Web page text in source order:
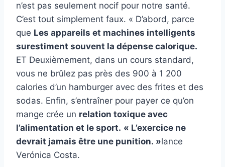
n’est pas seulement nocif pour notre santé.
C’est tout simplement faux. « D’abord, parce
que Les appareils et machines intelligents
surestiment souvent la dépense calorique.
ET Deuxièmement, dans un cours standard,
vous ne brûlez pas près des 900 à 1 200
calories d’un hamburger avec des frites et des
sodas. Enfin, s’entraîner pour payer ce qu’on
mange crée un relation toxique avec
l’alimentation et le sport. « L’exercice ne
devrait jamais être une punition. »lance
Verónica Costa.